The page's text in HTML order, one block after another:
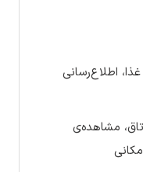
اطلاع‌رسانی
مشاهده‌ی